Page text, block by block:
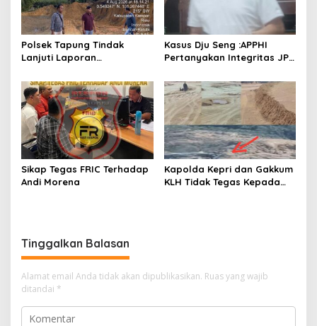
Polsek Tapung Tindak
Lanjuti Laporan
Penambangan Ilegal di
Desa Bencah Kelubi
Kasus Dju Seng :APPHI
Pertanyakan Integritas JPU
“Main Mata” Kroni Eks-
Jampidsus
Sikap Tegas FRIC Terhadap
Andi Morena
Kapolda Kepri dan Gakkum
KLH Tidak Tegas Kepada
Tinggalkan Balasan
Alamat email Anda tidak akan dipublikasikan. Ruas yang wajib
ditandai *